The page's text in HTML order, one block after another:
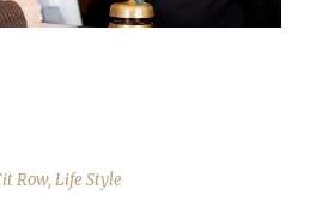
Row, Life Style